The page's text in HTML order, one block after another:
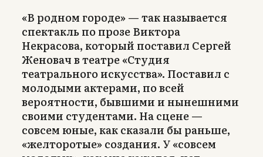
«В родном городе» — так называется
спектакль по прозе Виктора
Некрасова, который поставил Сергей
Женовач в театре «Студия
театрального искусства». Поставил с
молодыми актерами, по всей
вероятности, бывшими и нынешними
своими студентами. На сцене —
совсем юные, как сказали бы раньше,
«желторотые» создания. У «совсем